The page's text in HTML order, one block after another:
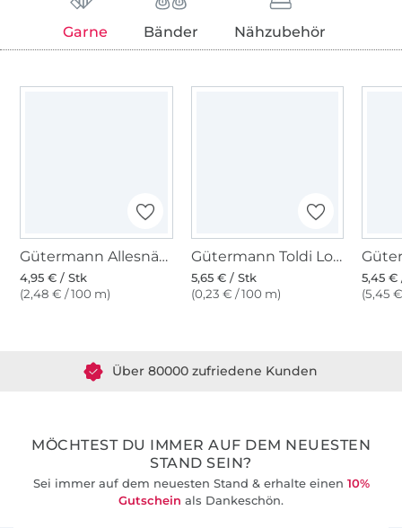
Garne Bänder Nähzubehör
Gütermann Allesnäher (000) schwarz
4,95 € / Stk
(2,48 € / 100 m)
Gütermann Toldi Lock schwarz
5,65 € / Stk
(0,23 € / 100 m)
5,45 €
(5,45
Über 80000 zufriedene Kunden
MÖCHTEST DU IMMER AUF DEM NEUESTEN
STAND SEIN?
Sei immer auf dem neuesten Stand & erhalte einen 10%
Gutschein als Dankeschön.